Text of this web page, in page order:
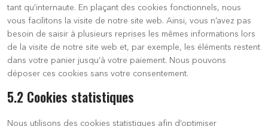
tant qu’internaute. En plaçant des cookies fonctionnels, nous
vous facilitons la visite de notre site web. Ainsi, vous n’avez pas
besoin de saisir à plusieurs reprises les mêmes informations lors
de la visite de notre site web et, par exemple, les éléments restent
dans votre panier jusqu’à votre paiement. Nous pouvons
déposer ces cookies sans votre consentement.
5.2 Cookies statistiques
Nous utilisons des cookies statistiques afin d’optimiser